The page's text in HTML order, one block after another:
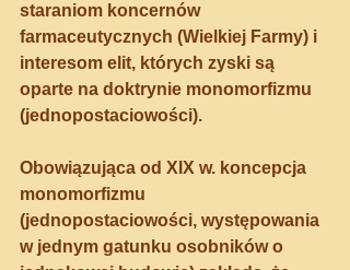
staraniom koncernów
farmaceutycznych (Wielkiej Farmy) i
interesom elit, których zyski są
oparte na doktrynie monomorfizmu
(jednopostaciowości).
Obowiązująca od XIX w. koncepcja
monomorfizmu
(jednopostaciowości, występowania
w jednym gatunku osobników o